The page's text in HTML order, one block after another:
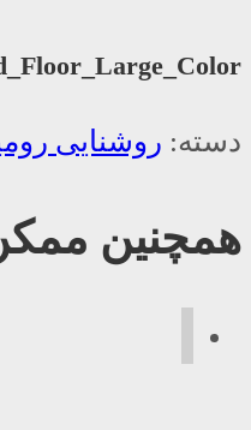
دسته: روشنایی
همچنین